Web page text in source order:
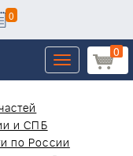
0
0
Toggle
navigation
и СПБ
по России